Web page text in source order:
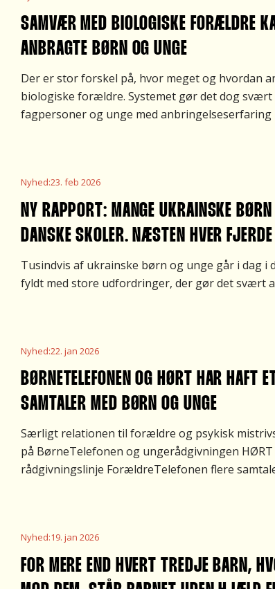
SAMVÆR MED BIOLOGISKE FORÆLDRE
ANBRAGTE BØRN OG UNGE
Der er stor forskel på, hvor meget og hvordan
biologiske forældre. Systemet gør det dog
fagpersoner og unge med
Nyhed:23. feb 2026
NY RAPPORT: MANGE UKRAINSKE BØRN
DANSKE SKOLER. NÆSTEN HVER
Tusindvis af ukrainske børn og unge går i dag i
fyldt med store udfordringer, der gør det svært
Nyhed:22. jan 2026
BØRNETELEFONEN OG HØRT HAR
SAMTALER MED BØRN OG UNGE
Særligt relationen til forældre og psykisk
på BørneTelefonen og ungerådgivningen HØRT
rådgivningslinje ForældreTelefonen flere
Nyhed:19. jan 2026
FOR MERE END HVERT TREDJE BARN,